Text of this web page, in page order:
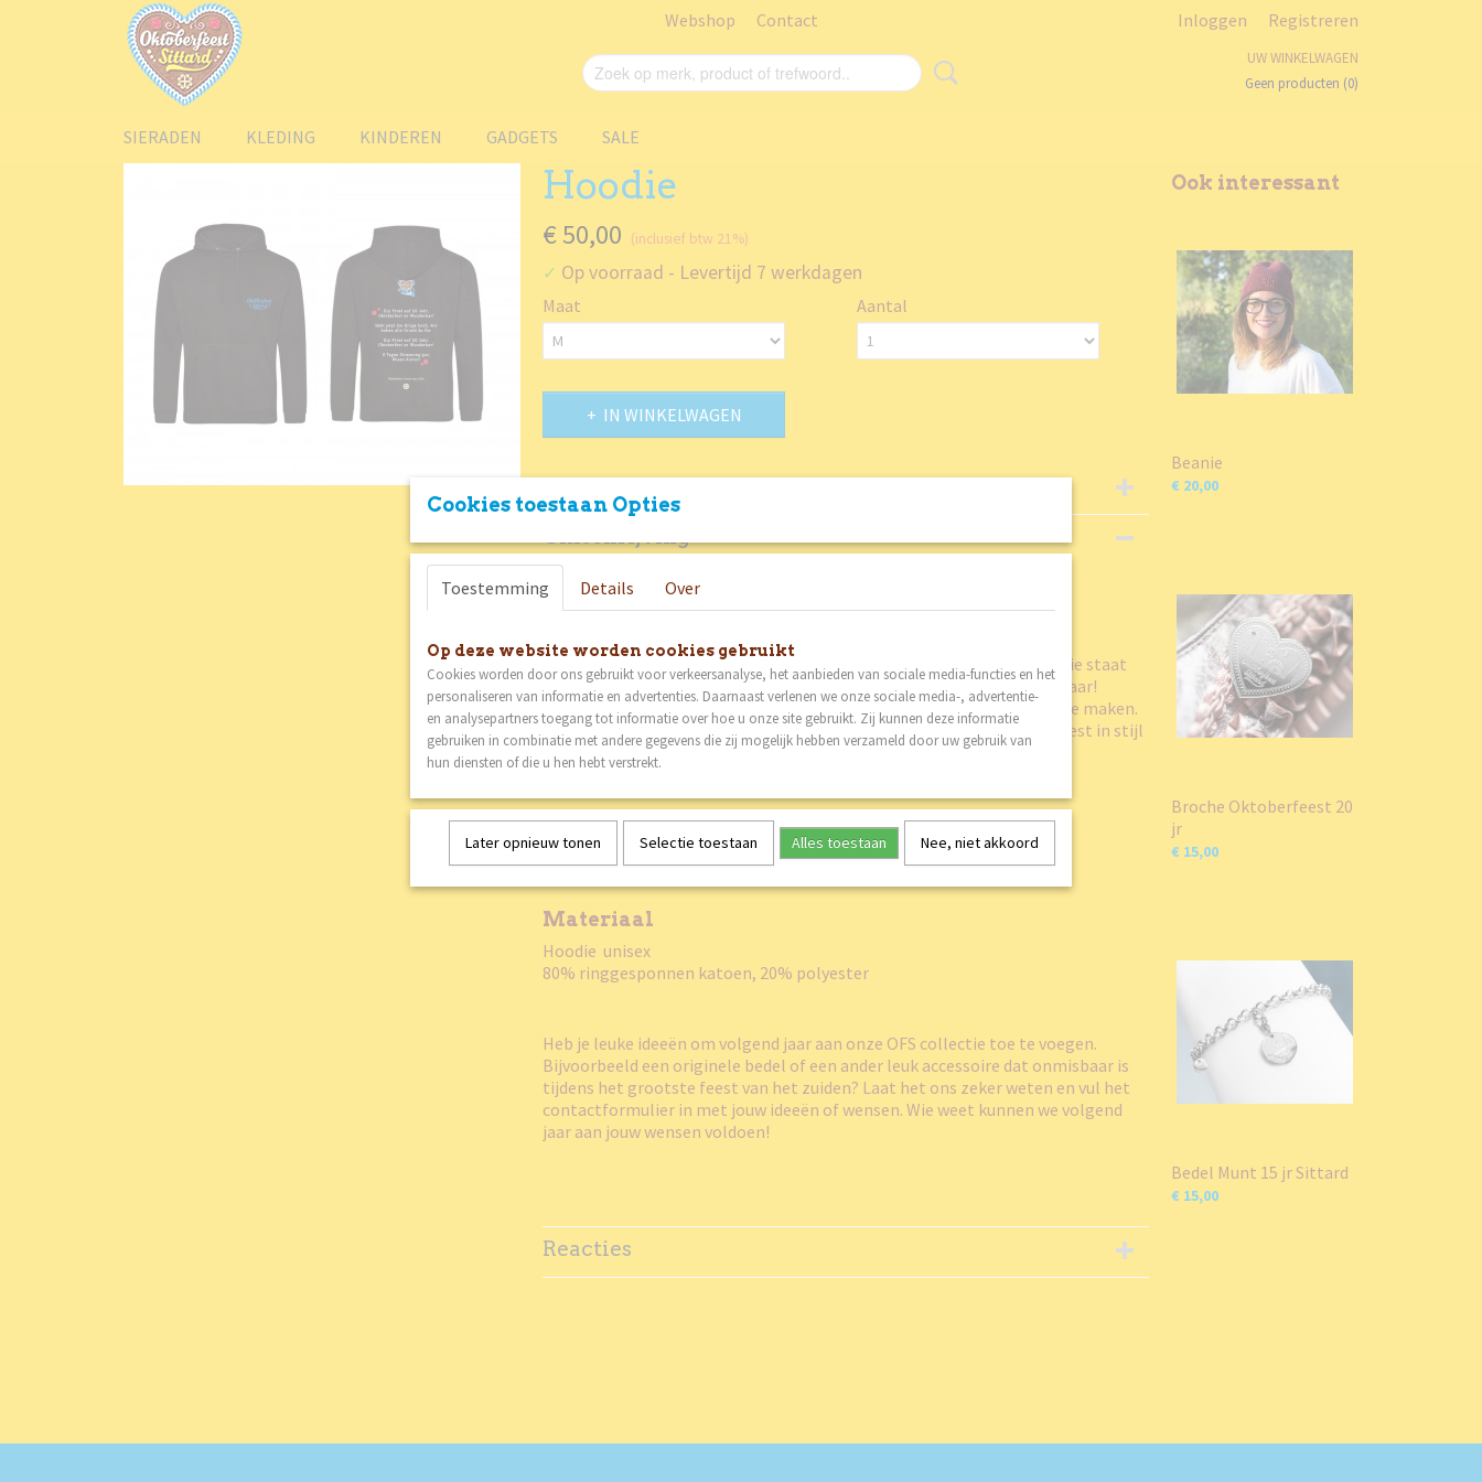
Webshop Contact Inloggen Registreren
UW WINKELWAGEN
Geen producten (0)
SIERADEN KLEDING KINDEREN GADGETS SALE
Hoodie
€ 50,00 (inclusief btw 21%)
✓ Op voorraad - Levertijd 7 werkdagen
Maat Aantal
IN WINKELWAGEN
Specificaties
Bruto gewicht
2,10 Kg
Omschrijving
HOODIE 20 jaar
De officiële hoodie van het jubileum; de 20ste editie. Achter op de hoodie staat
het refrein van het liedje wat speciaal geschreven is voor dit jubileum jaar!
Comfortabel, stoer en ontworpen om dit jubileumjaar extra speciaal te maken.
Limited edition en dus een must-have voor iedereen die het Oktoberfeest in stijl
wil vieren. Perfect om te dragen tijdens en na het feest.
Maat van hoodie
Materiaal
Hoodie unisex
80% ringgesponnen katoen, 20% polyester
Heb je leuke ideeën om volgend jaar aan onze OFS collectie toe te voegen.
Bijvoorbeeld een originele bedel of een ander leuk accessoire dat onmisbaar is
tijdens het grootste feest van het zuiden? Laat het ons zeker weten en vul het
contactformulier in met jouw ideeën of wensen. Wie weet kunnen we volgend
jaar aan jouw wensen voldoen!
Reacties
Ook interessant
Beanie
€ 20,00
Broche Oktoberfeest 20
jr
€ 15,00
Bedel Munt 15 jr Sittard
€ 15,00
Cookies toestaan Opties
Toestemming Details Over
Op deze website worden cookies gebruikt
Cookies worden door ons gebruikt voor verkeersanalyse, het aanbieden van sociale media-functies en het
personaliseren van informatie en advertenties. Daarnaast verlenen we onze sociale media-, advertentie-
en analysepartners toegang tot informatie over hoe u onze site gebruikt. Zij kunnen deze informatie
gebruiken in combinatie met andere gegevens die zij mogelijk hebben verzameld door uw gebruik van
hun diensten of die u hen hebt verstrekt.
Later opnieuw tonen Selectie toestaan Alles toestaan Nee, niet akkoord